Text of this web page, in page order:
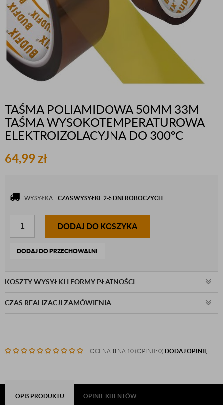
TAŚMA POLIAMIDOWA 50MM 33M
TAŚMA WYSOKOTEMPERATUROWA
ELEKTROIZOLACYJNA DO 300°C
64,99zł
WYSYŁKA CZAS WYSYŁKI: 2-5 DNI ROBOCZYCH
DODAJ DO KOSZYKA
DODAJ DO PRZECHOWALNI
KOSZTY WYSYŁKI I FORMY PŁATNOŚCI
CZAS REALIZACJI ZAMÓWIENIA
OCENA: 0 NA 10 (OPINII: 0) DODAJ OPINIĘ
OPIS PRODUKTU OPINIE KLIENTÓW